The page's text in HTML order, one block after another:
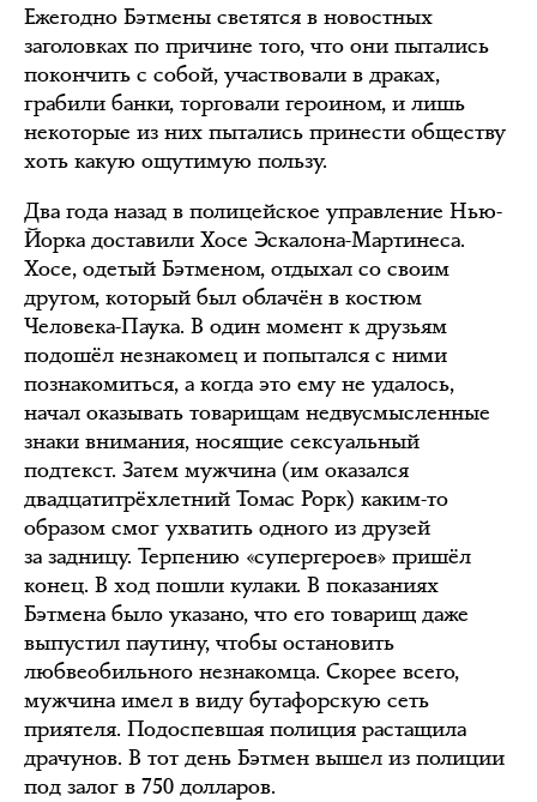
Ежегодно Бэтмены светятся в новостных
заголовках по причине того, что они пытались
покончить с собой, участвовали в драках,
грабили банки, торговали героином, и лишь
некоторые из них пытались принести обществу
хоть какую ощутимую пользу.
Два года назад в полицейское управление Нью-
Йорка доставили Хосе Эскалона-Мартинеса.
Хосе, одетый Бэтменом, отдыхал со своим
другом, который был облачён в костюм
Человека-Паука. В один момент к друзьям
подошёл незнакомец и попытался с ними
познакомиться, а когда это ему не удалось,
начал оказывать товарищам недвусмысленные
знаки внимания, носящие сексуальный
подтекст. Затем мужчина (им оказался
двадцатитрёхлетний Томас Рорк) каким-то
образом смог ухватить одного из друзей
за задницу. Терпению «супергероев» пришёл
конец. В ход пошли кулаки. В показаниях
Бэтмена было указано, что его товарищ даже
выпустил паутину, чтобы остановить
любвеобильного незнакомца. Скорее всего,
мужчина имел в виду бутафорскую сеть
приятеля. Подоспевшая полиция растащила
драчунов. В тот день Бэтмен вышел из полиции
под залог в 750 долларов.